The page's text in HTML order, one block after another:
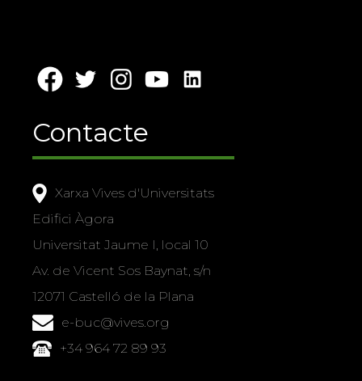
Contacte
Xarxa Vives d'Universitats
Edifici Àgora
Universitat Jaume I, local 10
Av. de Vicent Sos Baynat, s/n
12071 Castelló de la Plana
e-buc@vives.org
+34 964 72 89 93